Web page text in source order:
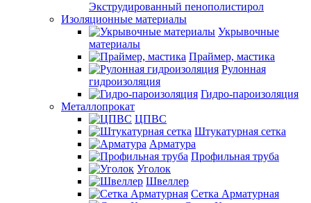
Экструдированный пенополистирол
Изоляционные материалы
Укрывочные
материалы
Праймер, мастика
Рулонная
гидроизоляция
Гидро-пароизоляция
Металлопрокат
ЦПВС
Штукатурная сетка
Арматура
Профильная труба
Уголок
Швеллер
Сетка Арматурная